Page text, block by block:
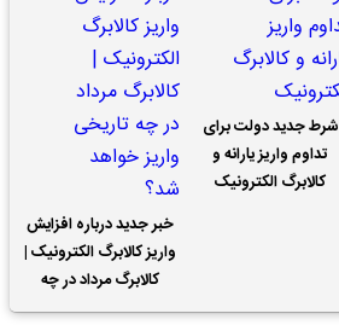
شرط جدید دولت برای
تداوم واریز یارانه و
کالابرگ الکترونیک
خبر جدید درباره افزایش
واریز کالابرگ الکترونیک |
کالابرگ مرداد در چه
تاریخی واریز خواهد شد؟